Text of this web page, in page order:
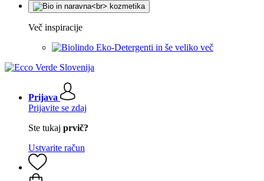
Več inspiracije
Eko-Detergenti in še veliko več
Prijava
Prijavite se zdaj
Ste tukaj prvič?
Ustvarite račun